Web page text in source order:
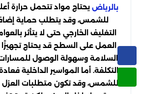
بالرياض يحتاج مواد تتحمل حرارة
للشمس، وقد يتطلب حماية
التغليف الخارجي حتى لا يتأثر
العمل على السطح قد يحتاج
السلامة وسهولة الوصول
التكلفة. أما المواسير الداخلية
للشمس، وقد تكون متطلبات